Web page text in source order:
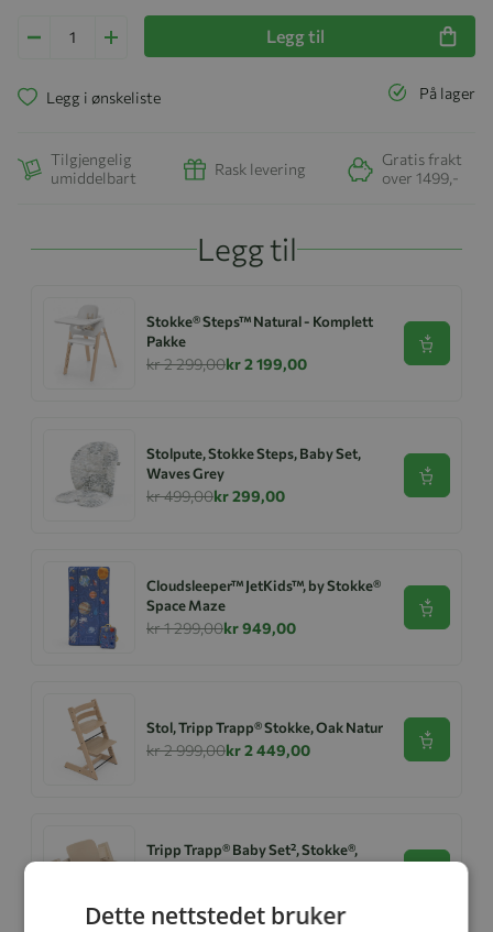
Legg til
På lager
Legg i ønskeliste
Tilgjengelig
umiddelbart
Rask levering
Gratis frakt
over 1499,-
Legg til
Stokke® Steps™ Natural - Komplett
Pakke
kr 2 299,00kr 2 199,00
Se
Stolpute, Stokke Steps, Baby Set,
Waves Grey
kr 499,00kr 299,00
Se
Cloudsleeper™ JetKids™, by Stokke®
Space Maze
kr 1 299,00kr 949,00
Se
Stol, Tripp Trapp® Stokke, Oak Natur
kr 2 999,00kr 2 449,00 Se
Tripp Trapp® Baby Set², Stokke®,
Dette nettstedet bruker